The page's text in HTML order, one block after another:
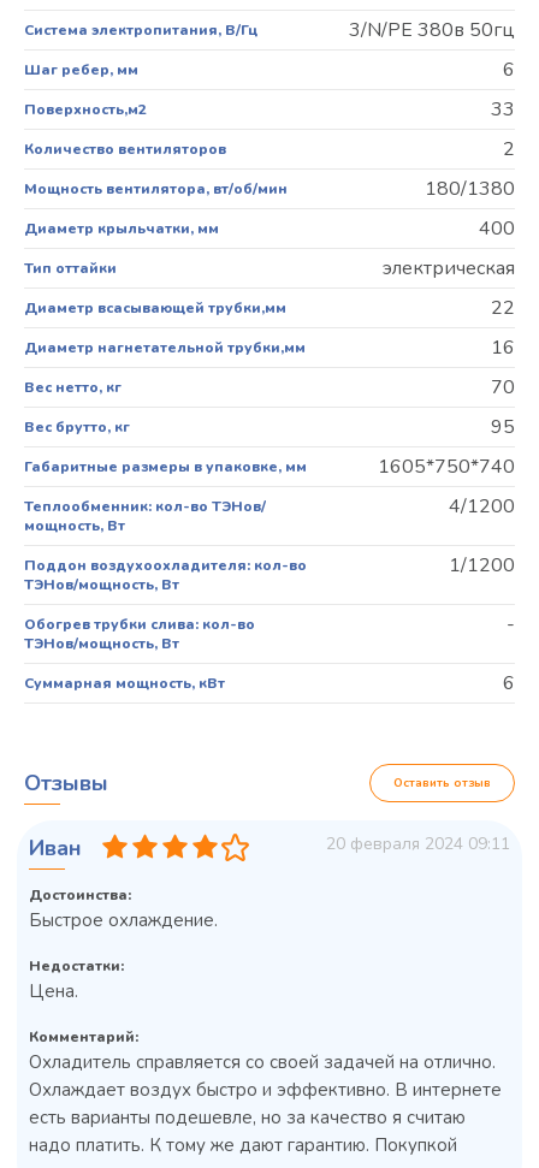
Система электропитания, В/Гц 3/N/PE 380в 50гц
Шаг ребер, мм 6
Поверхность,м2 33
Количество вентиляторов 2
Мощность вентилятора, вт/об/мин 180/1380
Диаметр крыльчатки, мм 400
Тип оттайки электрическая
Диаметр всасывающей трубки,мм 22
Диаметр нагнетательной трубки,мм 16
Вес нетто, кг 70
Вес брутто, кг 95
Габаритные размеры в упаковке, мм 1605*750*740
Теплообменник: кол-во ТЭНов/
мощность, Вт
4/1200
Поддон воздухоохладителя: кол-во
ТЭНов/мощность, Вт
1/1200
Обогрев трубки слива: кол-во
ТЭНов/мощность, Вт
-
Суммарная мощность, кВт 6
Колода разрубочная КР-5/5
Отзывы Оставить отзыв
Иван 20 февраля 2024 09:11
Достоинства:
Быстрое охлаждение.
Недостатки:
Цена.
Комментарий:
Охладитель справляется со своей задачей на отлично.
Охлаждает воздух быстро и эффективно. В интернете
есть варианты подешевле, но за качество я считаю
надо платить. К тому же дают гарантию. Покупкой